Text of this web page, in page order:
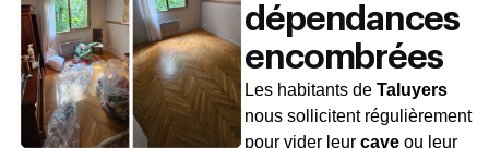
dépendances
encombrées
Les habitants de Taluyers
nous sollicitent régulièrement
pour vider leur cave ou leur